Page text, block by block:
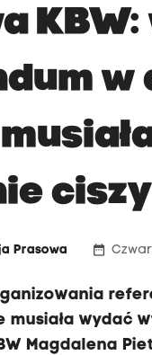
w
Prasowa date_range
musiała wydać
Magdalena